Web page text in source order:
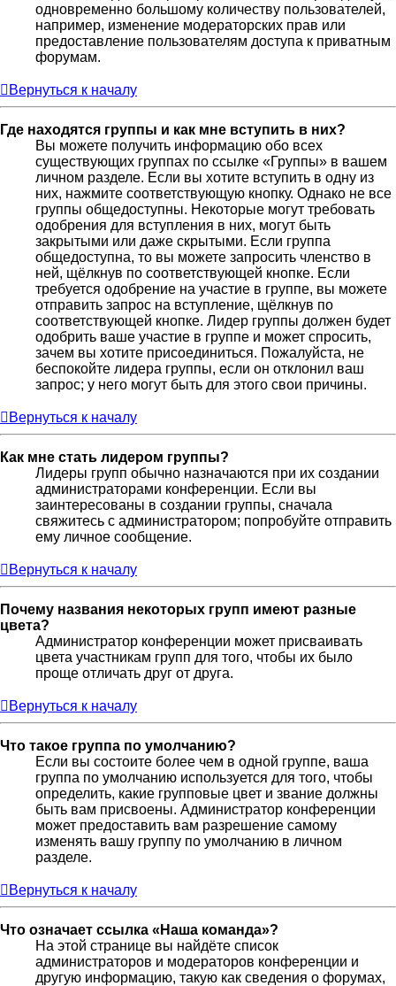
одновременно большому количеству пользователей,
например, изменение модераторских прав или
предоставление пользователям доступа к приватным
форумам.
Вернуться к началу
Где находятся группы и как мне вступить в них?
Вы можете получить информацию обо всех
существующих группах по ссылке «Группы» в вашем
личном разделе. Если вы хотите вступить в одну из
них, нажмите соответствующую кнопку. Однако не все
группы общедоступны. Некоторые могут требовать
одобрения для вступления в них, могут быть
закрытыми или даже скрытыми. Если группа
общедоступна, то вы можете запросить членство в
ней, щёлкнув по соответствующей кнопке. Если
требуется одобрение на участие в группе, вы можете
отправить запрос на вступление, щёлкнув по
соответствующей кнопке. Лидер группы должен будет
одобрить ваше участие в группе и может спросить,
зачем вы хотите присоединиться. Пожалуйста, не
беспокойте лидера группы, если он отклонил ваш
запрос; у него могут быть для этого свои причины.
Вернуться к началу
Как мне стать лидером группы?
Лидеры групп обычно назначаются при их создании
администраторами конференции. Если вы
заинтересованы в создании группы, сначала
свяжитесь с администратором; попробуйте отправить
ему личное сообщение.
Вернуться к началу
Почему названия некоторых групп имеют разные
цвета?
Администратор конференции может присваивать
цвета участникам групп для того, чтобы их было
проще отличать друг от друга.
Вернуться к началу
Что такое группа по умолчанию?
Если вы состоите более чем в одной группе, ваша
группа по умолчанию используется для того, чтобы
определить, какие групповые цвет и звание должны
быть вам присвоены. Администратор конференции
может предоставить вам разрешение самому
изменять вашу группу по умолчанию в личном
разделе.
Вернуться к началу
Что означает ссылка «Наша команда»?
На этой странице вы найдёте список
администраторов и модераторов конференции и
другую информацию, такую как сведения о форумах,